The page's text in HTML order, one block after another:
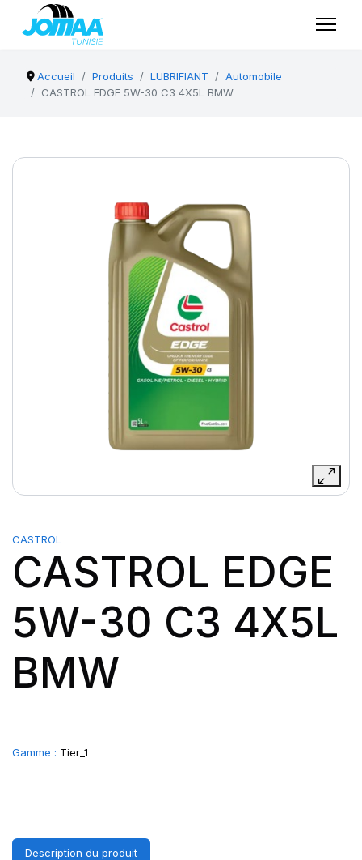
Accueil Produits LUBRIFIANT
Automobile
CASTROL EDGE 5W-30 C3 4X5L BMW
CASTROL
CASTROL EDGE
5W-30 C3 4X5L
BMW
Gamme : Tier_1
Description du produit